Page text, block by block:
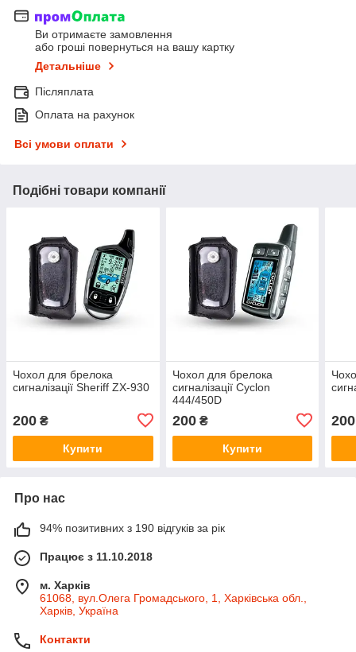
Ви отримаєте замовлення
або гроші повернуться на вашу картку
Детальніше
Післяплата
Оплата на рахунок
Всі умови оплати
Подібні товари компанії
Чохол для брелока
сигналізації Sheriff ZX-930
200 ₴
Купити
Чохол для брелока
сигналізації Cyclon
444/450D
200₴
Купити
200
Про нас
94% позитивних з 190 відгуків за рік
Працює з 11.10.2018
м. Харків
61068, вул.Олега Громадського, 1, Харківська обл.,
Харків, Україна
Контакти